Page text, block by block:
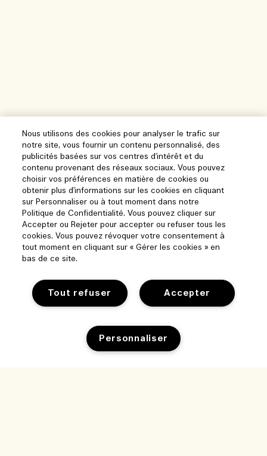
Suivre ma commande
Parcourir et explorer
Nous utilisons des cookies pour analyser le trafic sur
notre site, vous fournir un contenu personnalisé, des
publicités basées sur vos centres d'intérêt et du
contenu provenant des réseaux sociaux. Vous pouvez
choisir vos préférences en matière de cookies ou
obtenir plus d'informations sur les cookies en cliquant
sur Personnaliser ou à tout moment dans notre
Politique de Confidentialité. Vous pouvez cliquer sur
Accepter ou Rejeter pour accepter ou refuser tous les
cookies. Vous pouvez révoquer votre consentement à
tout moment en cliquant sur « Gérer les cookies » en
bas de ce site.
Accepter
Tout refuser
Personnaliser